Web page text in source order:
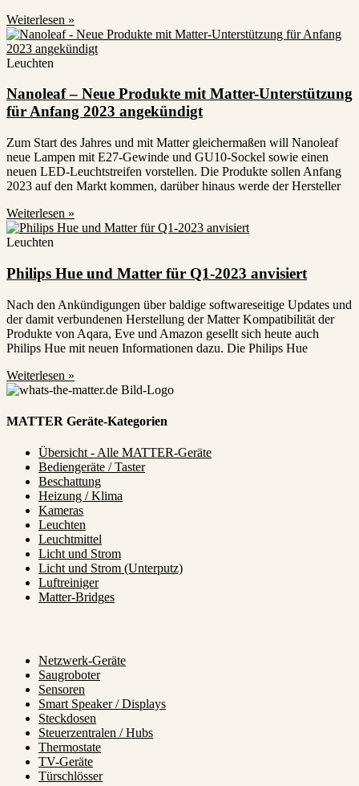
Weiterlesen »
Leuchten
Nanoleaf – Neue Produkte mit Matter-Unterstützung
für Anfang 2023 angekündigt
Zum Start des Jahres und mit Matter gleichermaßen will Nanoleaf
neue Lampen mit E27-Gewinde und GU10-Sockel sowie einen
neuen LED-Leuchtstreifen vorstellen. Die Produkte sollen Anfang
2023 auf den Markt kommen, darüber hinaus werde der Hersteller
Weiterlesen »
Leuchten
Philips Hue und Matter für Q1-2023 anvisiert
Nach den Ankündigungen über baldige softwareseitige Updates und
der damit verbundenen Herstellung der Matter Kompatibilität der
Produkte von Aqara, Eve und Amazon gesellt sich heute auch
Philips Hue mit neuen Informationen dazu. Die Philips Hue
Weiterlesen »
MATTER Geräte-Kategorien
Übersicht - Alle MATTER-Geräte
Bediengeräte / Taster
Beschattung
Heizung / Klima
Kameras
Leuchten
Leuchtmittel
Licht und Strom
Licht und Strom (Unterputz)
Luftreiniger
Matter-Bridges
Netzwerk-Geräte
Saugroboter
Sensoren
Smart Speaker / Displays
Steckdosen
Steuerzentralen / Hubs
Thermostate
TV-Geräte
Türschlösser